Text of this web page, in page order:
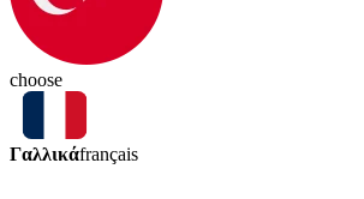
choose
Γαλλικάfrançais